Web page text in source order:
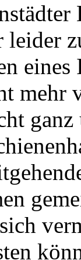
leider
mehr